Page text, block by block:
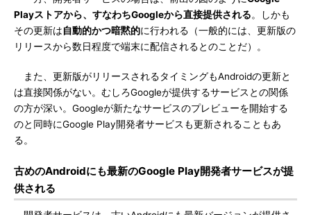
Playストアから、すなわちGoogleから直接提供される。しかも
その更新は自動的かつ暗黙的に行われる（一般的には、更新版の
リリースから数日程度で端末に配信されるとのことだ）。
また、更新版がリリースされるタイミングもAndroidの更新と
は直接関係がない。むしろGoogleが提供するサービスとの関係
の方が深い。Googleが新たなサービスのプレビューを開始する
のと同時にGoogle Play開発者サービスも更新されることもあ
る。
古めのAndroidにも最新のGoogle Play開発者サービスが提
供される